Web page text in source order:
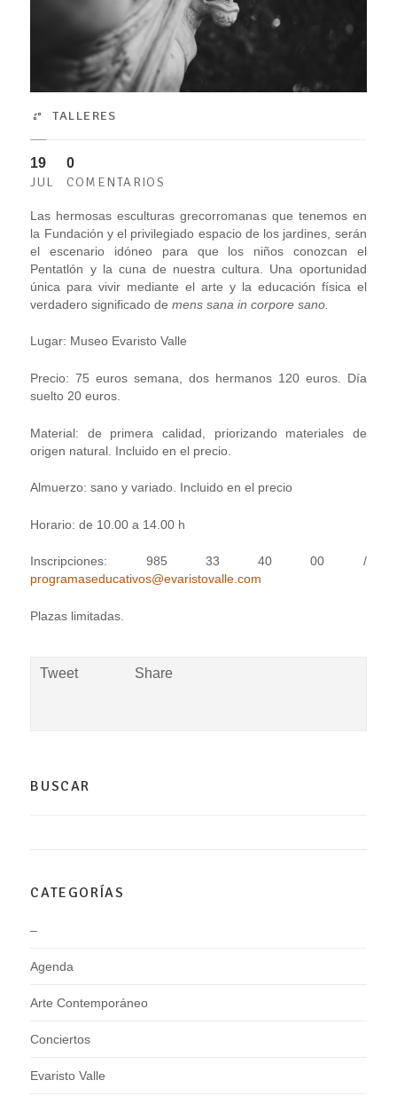
TALLERES
19
JUL
0
COMENTARIOS
Las hermosas esculturas grecorromanas que tenemos en
la Fundación y el privilegiado espacio de los jardines, serán
el escenario idóneo para que los niños conozcan el
Pentatlón y la cuna de nuestra cultura. Una oportunidad
única para vivir mediante el arte y la educación física el
verdadero significado demens sana in corpore sano.
Lugar: Museo Evaristo Valle
Precio: 75 euros semana, dos hermanos 120 euros. Día
suelto 20 euros.
Material: de primera calidad, priorizando materiales de
origen natural. Incluido en el precio.
Almuerzo: sano y variado. Incluido en el precio
Horario: de 10.00 a 14.00 h
Inscripciones: 985 33 40 00 /
programaseducativos@evaristovalle.com
Plazas limitadas.
Tweet Share
BUSCAR
CATEGORÍAS
–
Agenda
Arte Contemporáneo
Conciertos
Evaristo Valle